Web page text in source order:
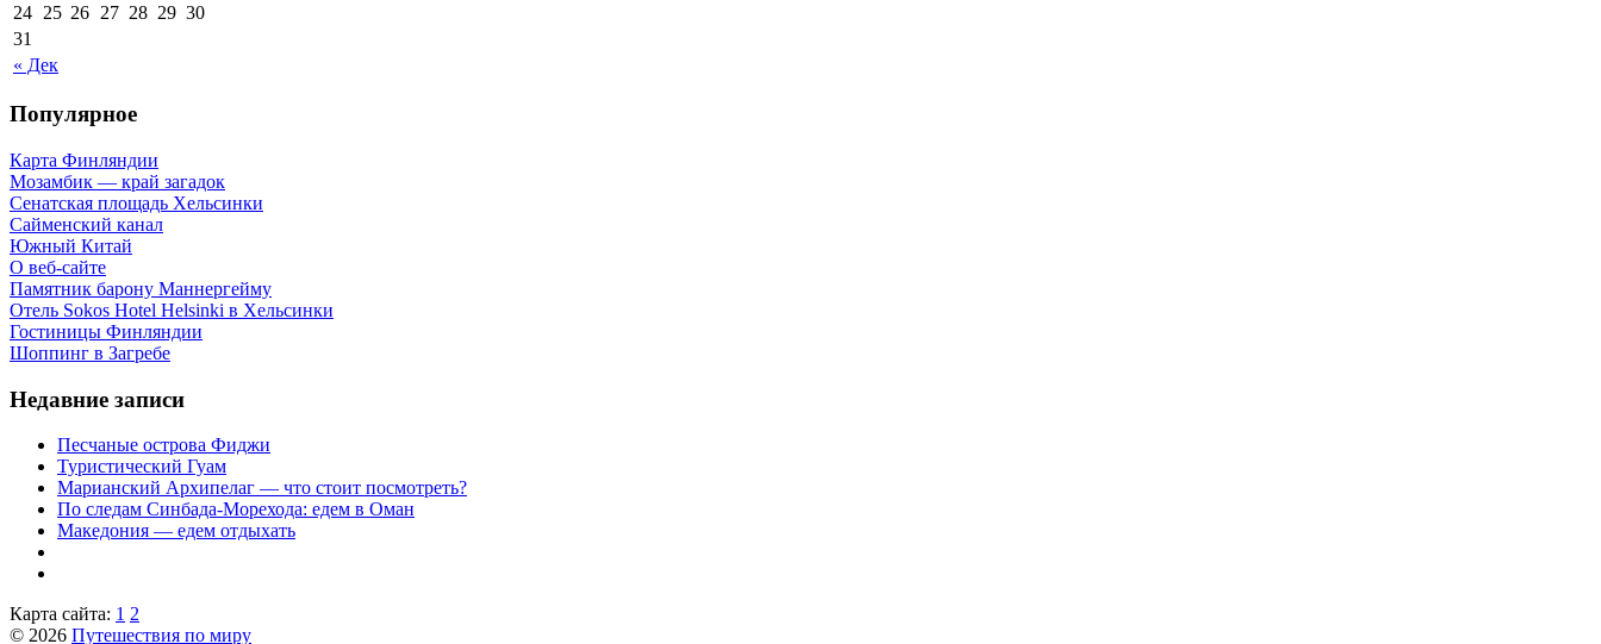
« Дек
24 25 26 27 28 29 30
31
Популярное
Карта Финляндии
Мозамбик — край загадок
Сенатская площадь Хельсинки
Сайменский канал
Южный Китай
О веб-сайте
Памятник барону Маннергейму
Отель Sokos Hotel Helsinki в Хельсинки
Гостиницы Финляндии
Шоппинг в Загребе
Недавние записи
Песчаные острова Фиджи
Туристический Гуам
Марианский Архипелаг — что стоит посмотреть?
По следам Синбада-Морехода: едем в Оман
Македония — едем отдыхать
Карта сайта: 1 2
© 2026 Путешествия по миру